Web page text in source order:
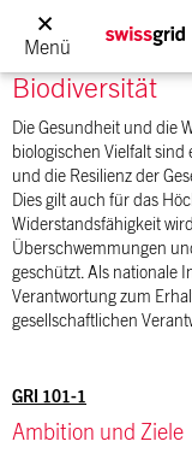
Menü
Biodiversität
Die Gesundheit und die
biologischen Vielfalt sind
und die Resilienz der
Dies gilt auch für das
Widerstandsfähigkeit
Überschwemmungen
geschützt. Als nationale
Verantwortung zum
gesellschaftlichen
GRI 101-1
Ambition und Ziele